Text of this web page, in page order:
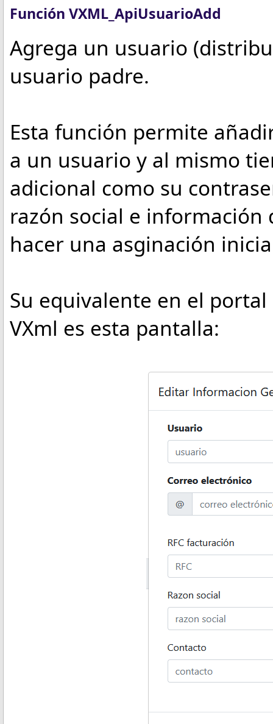
Función VXML_ApiUsuarioAdd
Agrega un usuario
usuario padre.
Esta función permite
a un usuario y al mismo
adicional como su
razón social e
hacer una asginación
Su equivalente en el
VXml es esta pantalla: